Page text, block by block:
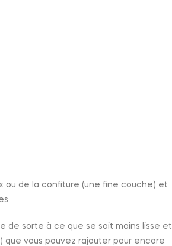
ou de la confiture (une fine couche) et
de sorte à ce que se soit moins lisse et
que vous pouvez rajouter pour encore